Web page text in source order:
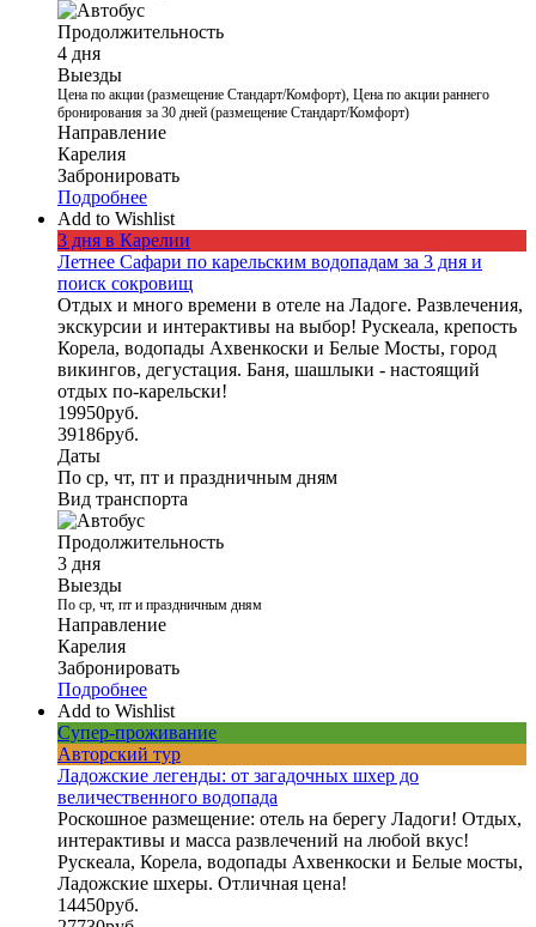
Продолжительность
4 дня
Выезды
Цена по акции (размещение Стандарт/Комфорт), Цена по акции раннего
бронирования за 30 дней (размещение Стандарт/Комфорт)
Направление
Карелия
Забронировать
Подробнее
Add to Wishlist
3 дня в Карелии
Летнее Сафари по карельским водопадам за 3 дня и
поиск сокровищ
Отдых и много времени в отеле на Ладоге. Развлечения,
экскурсии и интерактивы на выбор! Рускеала, крепость
Корела, водопады Ахвенкоски и Белые Мосты, город
викингов, дегустация. Баня, шашлыки - настоящий
отдых по-карельски!
19950руб.
39186руб.
Даты
По ср, чт, пт и праздничным дням
Вид транспорта
Продолжительность
3 дня
Выезды
По ср, чт, пт и праздничным дням
Направление
Карелия
Забронировать
Подробнее
Add to Wishlist
Супер-проживание
Авторский тур
Ладожские легенды: от загадочных шхер до
величественного водопада
Роскошное размещение: отель на берегу Ладоги! Отдых,
интерактивы и масса развлечений на любой вкус!
Рускеала, Корела, водопады Ахвенкоски и Белые мосты,
Ладожские шхеры. Отличная цена!
14450руб.